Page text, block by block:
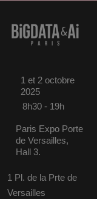
1 et 2 octobre
2025
8h30 - 19h
Paris Expo Porte
de Versailles,
Hall 3.
1 Pl. de la Prte de
Versailles